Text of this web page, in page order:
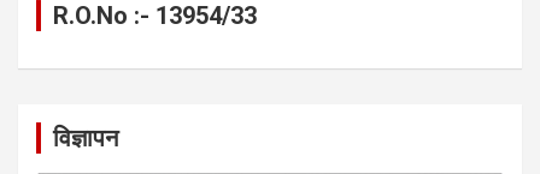
R.O.No :- 13954/33
विज्ञापन